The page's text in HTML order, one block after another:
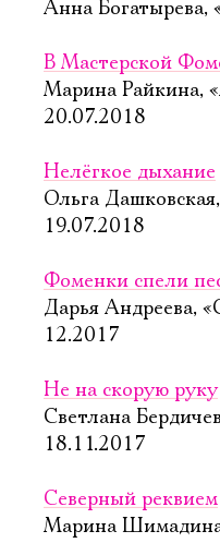
Анна Богатырева,
В Мастерской
Марина Райкина,
20.07.2018
Нелёгкое дыхание
Ольга
19.07.2018
Фоменки спели
Дарья Андреева,
12.2017
Не на скорую руку
Светлана
18.11.2017
Северный реквием
Марина